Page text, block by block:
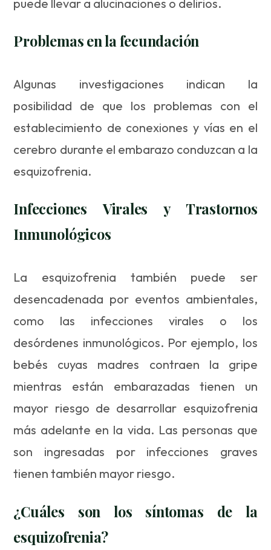
puede llevar a alucinaciones o delirios.
Problemas en la fecundación
Algunas investigaciones indican la
posibilidad de que los problemas con el
establecimiento de conexiones y vías en el
cerebro durante el embarazo conduzcan a la
esquizofrenia.
Infecciones Virales y Trastornos
Inmunológicos
La esquizofrenia también puede ser
desencadenada por eventos ambientales,
como las infecciones virales o los
desórdenes inmunológicos. Por ejemplo, los
bebés cuyas madres contraen la gripe
mientras están embarazadas tienen un
mayor riesgo de desarrollar esquizofrenia
más adelante en la vida. Las personas que
son ingresadas por infecciones graves
tienen también mayor riesgo.
¿Cuáles son los síntomas de la
esquizofrenia?